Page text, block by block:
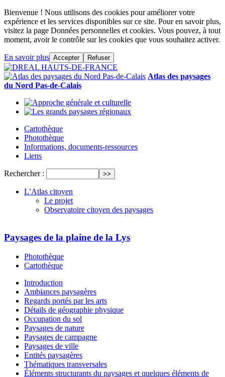
Bienvenue ! Nous utilisons des cookies pour améliorer votre
expérience et les services disponibles sur ce site. Pour en savoir plus,
visitez la page Données personnelles et cookies. Vous pouvez, à tout
moment, avoir le contrôle sur les cookies que vous souhaitez activer.
En savoir plus Accepter Refuser
Atlas des paysages
du Nord Pas-de-Calais
Cartothèque
Photothèque
Informations, documents-ressources
Liens
Rechercher :
L’Atlas citoyen
Le projet
Observatoire citoyen des paysages
Paysages de la plaine de la Lys
Photothèque
Cartothèque
Introduction
Ambiances paysagères
Regards portés par les arts
Détails de géographie physique
Occupation du sol
Paysages de nature
Paysages de campagne
Paysages de ville
Entités paysagères
Thématiques transversales
Éléments structurants du paysages et quelques éléments de